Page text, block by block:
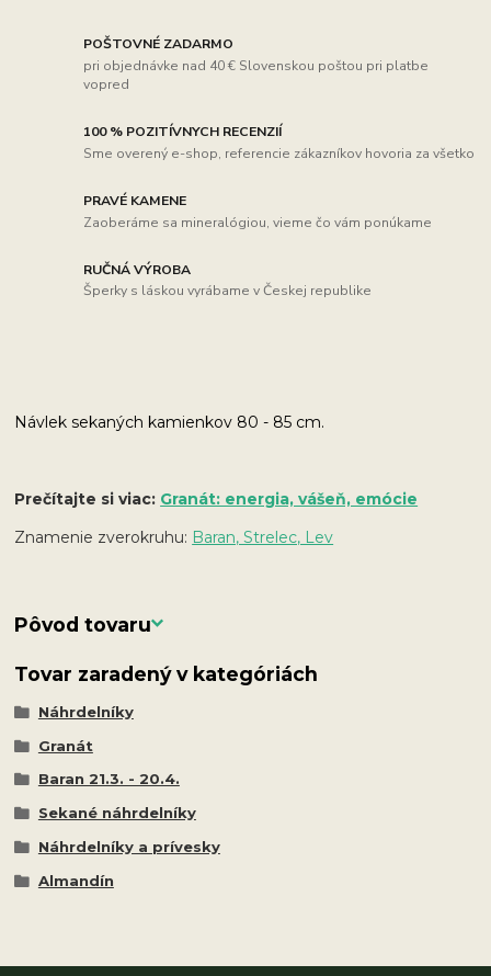
POŠTOVNÉ ZADARMO
pri objednávke nad 40 € Slovenskou poštou pri platbe
vopred
100 % POZITÍVNYCH RECENZIÍ
Sme overený e-shop, referencie zákazníkov hovoria za všetko
PRAVÉ KAMENE
Zaoberáme sa mineralógiou, vieme čo vám ponúkame
RUČNÁ VÝROBA
Šperky s láskou vyrábame v Českej republike
Návlek sekaných kamienkov 80 - 85 cm.
Prečítajte si viac: Granát: energia, vášeň, emócie
Znamenie zverokruhu: Baran, Strelec, Lev
Pôvod tovaru
Tovar zaradený v kategóriách
Náhrdelníky
Granát
Baran 21.3. - 20.4.
Sekané náhrdelníky
Náhrdelníky a prívesky
Almandín